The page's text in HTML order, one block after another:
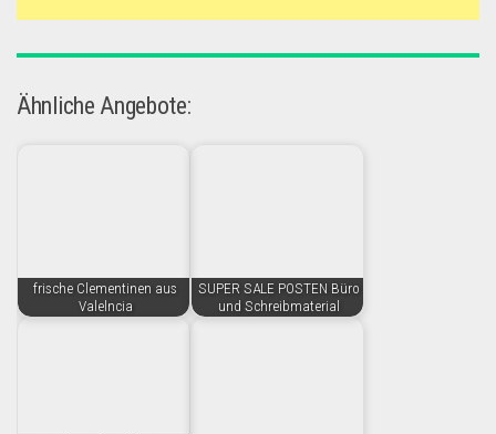
Ähnliche Angebote:
frische Clementinen aus
Valelncia
SUPER SALE POSTEN Büro
und Schreibmaterial